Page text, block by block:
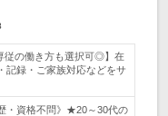
従の働き方も選択可◎】在
記録・ご家族対応などをサ
・資格不問》★20～30代の